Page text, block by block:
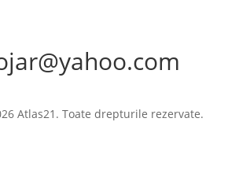
Atlas21. Toate drepturile rezervate.